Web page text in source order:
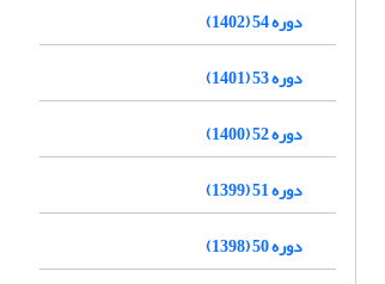
دوره 54 (1402)
دوره 53 (1401)
دوره 52 (1400)
دوره 51 (1399)
دوره 50 (1398)